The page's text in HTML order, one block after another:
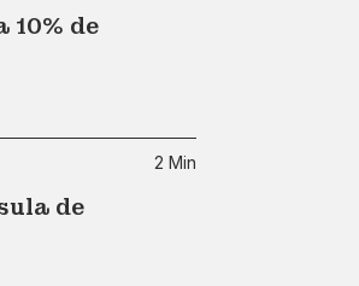
de
2 Min
de